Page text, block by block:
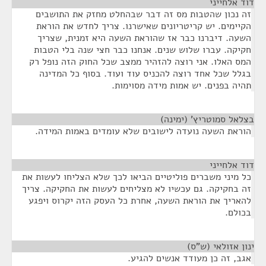
דוד אלחייני
זה נכון שהטבות מס זה דבר שבהחלט מחזק את התושבים
הקיימים. יש קריטריונים שאישרנו. צריך לחדש את הוראת
השעה. דיברנו כבר אז שהוראת השעה היא זמנית, שצריך
חקיקה. עברו שלוש שנים. אנחנו כבר חצי שנה בלי הטבות
המס האלו. אני רוצה להזהיר ממצב שכל החוק הזה נופל רק
בגלל שכל אחד רוצה להכניס עוד ועוד. בסוף כל המדינה
תהיה בפנים. יש אמות מידה מסוימות.
בצלאל סמוטריץ' (ימינה)
הוראת השעה נועדה לישובים שלא עומדים באמות המידה.
דוד אלחייני
כל מיני משברים פוליטיים הביאו לכך שלא הצליחו לעשות את
זה בחקיקה. גם עכשיו לא מצליחים לעשות את החקיקה. צריך
להאריך את הוראת השעה, אחרת כל העסק הזה יקרוס ויפגע
בכולם.
ינון אזולאי (ש"ס)
אגב, זה כן מעודד אנשים להגיע.